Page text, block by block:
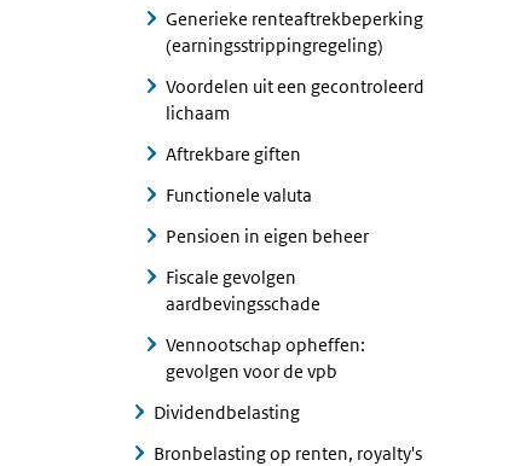
Generieke renteaftrekbeperking
(earningsstrippingregeling)
Voordelen uit een gecontroleerd
lichaam
Aftrekbare giften
Functionele valuta
Pensioen in eigen beheer
Fiscale gevolgen
aardbevingsschade
Vennootschap opheffen:
gevolgen voor de vpb
Dividendbelasting
Bronbelasting op renten, royalty's